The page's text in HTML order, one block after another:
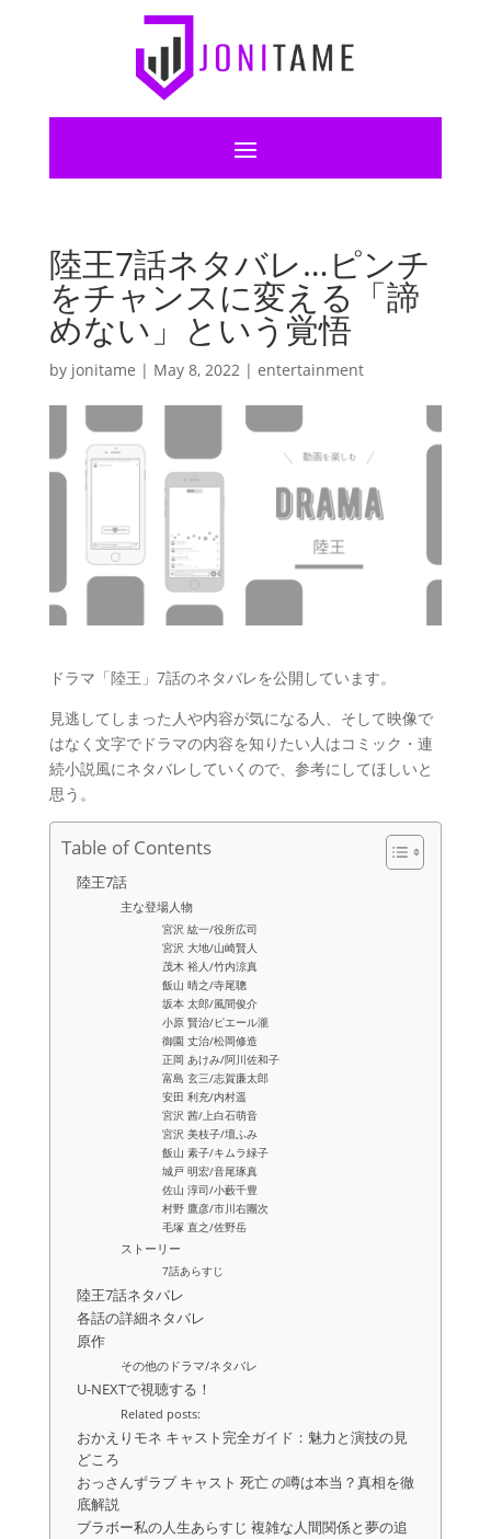
陸王7話ネタバレ…ピンチ
をチャンスに変える「諦
めない」という覚悟
by jonitame | May 8, 2022| entertainment
ドラマ「陸王」7話のネタバレを公開しています。
見逃してしまった人や内容が気になる人、そして映像で
はなく文字でドラマの内容を知りたい人はコミック・連
続小説風にネタバレしていくので、参考にしてほしいと
思う。
Table of Contents
陸王7話
主な登場人物
宮沢 紘一/役所広司
宮沢 大地/山崎賢人
茂木 裕人/竹内涼真
飯山 晴之/寺尾聰
坂本 太郎/風間俊介
小原 賢治/ピエール瀧
御園 丈治/松岡修造
正岡 あけみ/阿川佐和子
富島 玄三/志賀廉太郎
安田 利充/内村遥
宮沢 茜/上白石萌音
宮沢 美枝子/壇ふみ
飯山 素子/キムラ緑子
城戸 明宏/音尾琢真
佐山 淳司/小藪千豊
村野 鷹彦/市川右團次
毛塚 直之/佐野岳
ストーリー
7話あらすじ
陸王7話ネタバレ
各話の詳細ネタバレ
原作
その他のドラマ/ネタバレ
U-NEXTで視聴する！
Related posts:
おかえりモネ キャスト完全ガイド：魅力と演技の見
どころ
おっさんずラブ キャスト 死亡 の噂は本当？真相を徹
底解説
ブラボー私の人生あらすじ 複雑な人間関係と夢の追